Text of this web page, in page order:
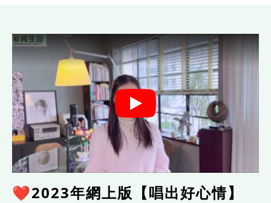
❤️2023年網上版【唱出好心情】